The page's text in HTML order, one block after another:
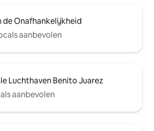
de Onafhankelijkheid
aanbevolen
Luchthaven Benito Juarez
aanbevolen